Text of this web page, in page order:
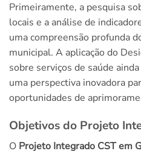
Primeiramente, a pesquisa
locais e a análise de
uma compreensão profunda
municipal. A aplicação do
sobre serviços de saúde
uma perspectiva inovadora
oportunidades de
Objetivos do Projeto
O Projeto Integrado CST em